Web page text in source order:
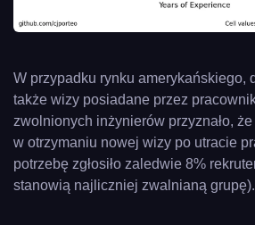
W przypadku rynku amerykańskiego,
także wizy posiadane przez
zwolnionych inżynierów przyznało,
w otrzymaniu nowej wizy po utracie
potrzebę zgłosiło zaledwie 8%
stanowią najliczniej zwalnianą grupę).